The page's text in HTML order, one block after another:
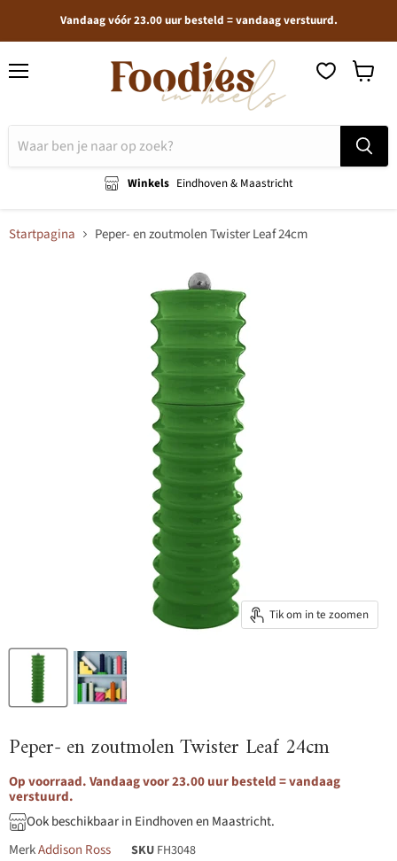
Vandaag vóór 23.00 uur besteld = vandaag verstuurd.
Winkels Eindhoven & Maastricht
Startpagina Peper- en zoutmolen Twister Leaf 24cm
Tik om in te zoomen
Peper- en zoutmolen Twister Leaf 24cm
Op voorraad. Vandaag voor 23.00 uur besteld = vandaag
verstuurd.
Ook beschikbaar in Eindhoven en Maastricht.
MerkAddison Ross SKU FH3048